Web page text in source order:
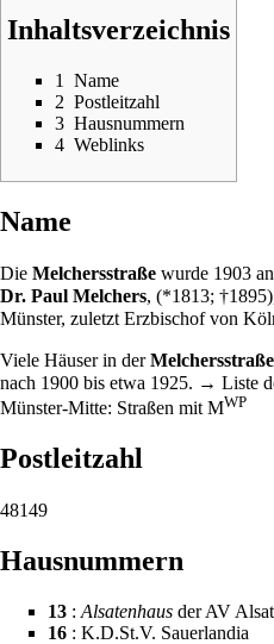
Inhaltsverzeichnis
1
Name
2 Postleitzahl
3 Hausnummern
4 Weblinks
Name
Die Melchersstraße wurde 1903
Dr. Paul Melchers, (*1813; †1895
Münster, zuletzt Erzbischof von
Viele Häuser in derMelchersstraße
nach 1900 bis etwa 1925. → Liste
Münster-Mitte: Straßen mit MWP
Postleitzahl
48149
Hausnummern
13 : Alsatenhaus der AV
16 : K.D.St.V. Sauerlandia